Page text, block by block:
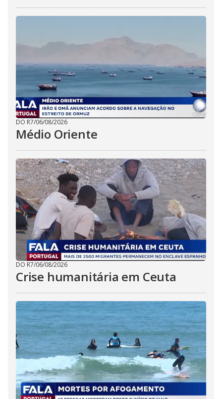
DO R7/06/08/2026
Médio Oriente
DO R7/06/08/2026
Crise humanitária em Ceuta